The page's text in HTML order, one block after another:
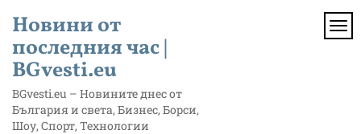
content
Новини от
последния час |
BGvesti.eu
BGvesti.eu – Новините днес от
България и света, Бизнес, Борси,
Шоу, Спорт, Технологии